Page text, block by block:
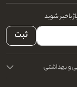
باخبر شوید
ثبت
و بهداشتی